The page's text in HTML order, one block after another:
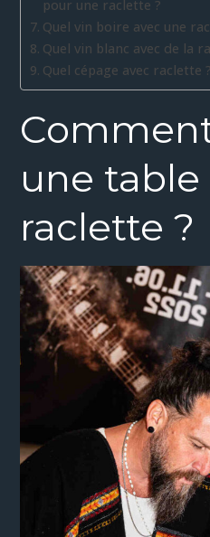
pour une raclette ?
Quel vin boire avec une
Quel vin blanc avec de la
Quel cépage avec raclette ?
une
raclette ?